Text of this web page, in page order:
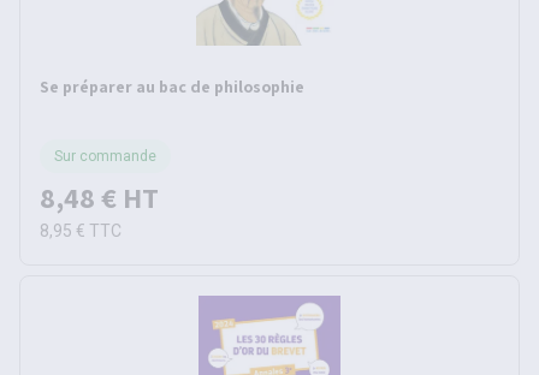
Se préparer au bac de philosophie
Sur commande
8,48 € HT
8,95 € TTC